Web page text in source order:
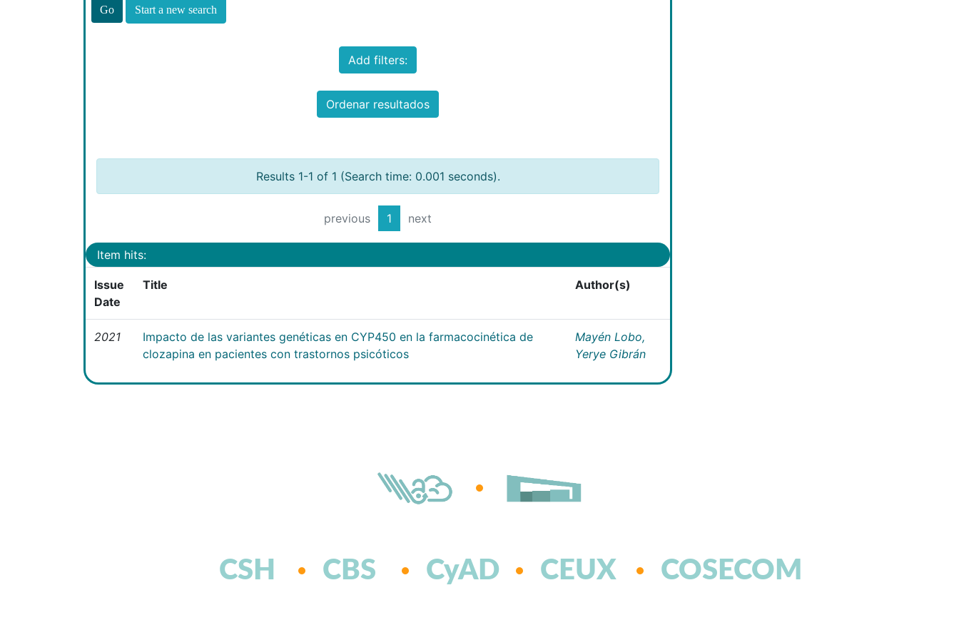
Start a new search
Add filters:
Ordenar resultados
Results 1-1 of 1 (Search time: 0.001 seconds).
previous 1 next
Item hits:
Issue
Date
Title Author(s)
2021
Impacto de las variantes genéticas en CYP450 en la farmacocinética de
clozapina en pacientes con trastornos psicóticos
Mayén Lobo,
Yerye Gibrán
CSH CBS CyAD CEUX COSECOM